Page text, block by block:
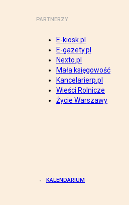
PARTNERZY
E-kiosk.pl
E-gazety.pl
Nexto.pl
Mała księgowość
Kancelarierp.pl
Wieści Rolnicze
Życie Warszawy
KALENDARIUM